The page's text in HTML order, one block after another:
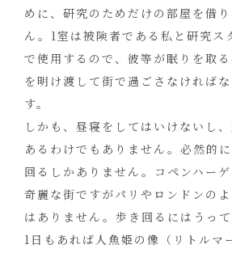
めに、研究のためだけの部屋を借
ん。1室は被険者である私と研究ス
で使用するので、彼等が眠りを取
を明け渡して街で過ごさなければ
す。
しかも、昼寝をしてはいけないし
あるわけでもありません。必然的
回るしかありません。コペンハー
奇麗な街ですがパリやロンドンの
はありません。歩き回るにはうって
1日もあれば人魚姫の像（リトルマ